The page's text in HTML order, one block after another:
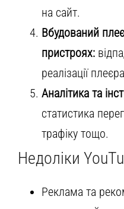
на сайт.
Вбудований
пристроях:
реалізації
Аналітика та
статистика
трафіку тощо.
Недоліки
Реклама та